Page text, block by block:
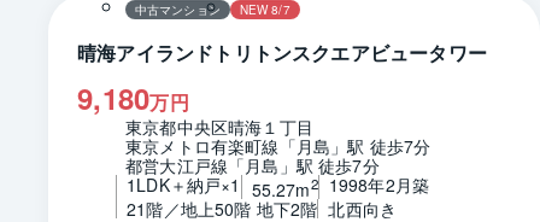
中古マンション NEW 8/7
晴海アイランドトリトンスクエアビュータワー
9,180万円
東京都中央区晴海１丁目
東京メトロ有楽町線「月島」駅 徒歩7分
都営大江戸線「月島」駅 徒歩7分
1LDK＋納戸×1
55.27m2
1998年2月築
21階／地上50階 地下2階 北西向き